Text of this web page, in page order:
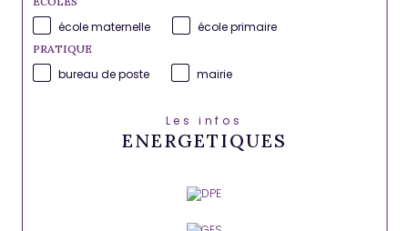
école maternelle école primaire
PRATIQUE
bureau de poste mairie
Les infos
ENERGETIQUES